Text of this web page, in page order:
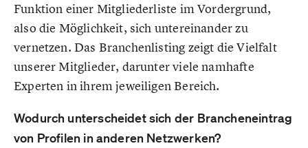
Funktion einer Mitgliederliste im Vordergrund,
also die Möglichkeit, sich untereinander zu
vernetzen. Das Branchenlisting zeigt die Vielfalt
unserer Mitglieder, darunter viele namhafte
Experten in ihrem jeweiligen Bereich.
Wodurch unterscheidet sich der Brancheneintrag
von Profilen in anderen Netzwerken?